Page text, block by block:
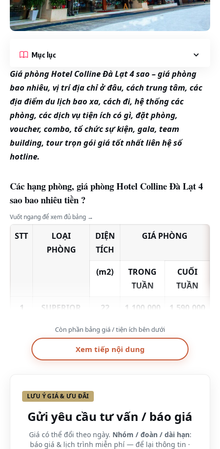
Mục lục
Giá phòng Hotel Colline Đà Lạt 4 sao – giá phòng
bao nhiêu, vị trí địa chỉ ở đâu, cách trung tâm, các
địa điểm du lịch bao xa, cách đi, hệ thống các
phòng, các dịch vụ tiện ích có gì, đặt phòng,
voucher, combo, tổ chức sự kiện, gala, team
building, tour trọn gói giá tốt nhất liên hệ số
hotline.
Các hạng phòng, giá phòng Hotel Colline Đà Lạt 4
sao bao nhiêu tiền ?
Vuốt ngang để xem đủ bảng →
STT
LOẠI
PHÒNG
DIỆN
TÍCH
GIÁ PHÒNG
(m2)
TRONG
TUẦN
CUỐI
TUẦN
1
SUPERIOR
CỬA SỔ
22
1,100,000 1,590,000
DELUXE
24
1,490,000 1,790,000
DELUXE
DOUBLE OR
m2
Còn phần bảng giá / tiện ích bên dưới
Xem tiếp nội dung
LƯU Ý GIÁ & ƯU ĐÃI
Gửi yêu cầu tư vấn / báo giá
Giá có thể đổi theo ngày. Nhóm / đoàn / dài hạn:
báo giá & lịch trình miễn phí — để lại thông tin ·